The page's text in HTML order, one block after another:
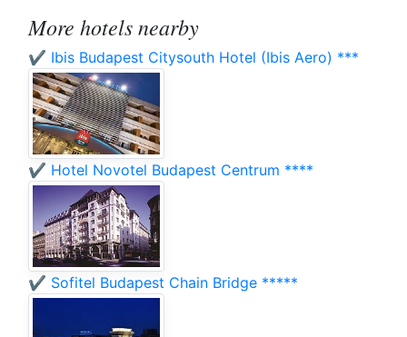
More hotels nearby
✔️ Ibis Budapest Citysouth Hotel (Ibis Aero) ***
✔️ Hotel Novotel Budapest Centrum ****
✔️ Sofitel Budapest Chain Bridge *****